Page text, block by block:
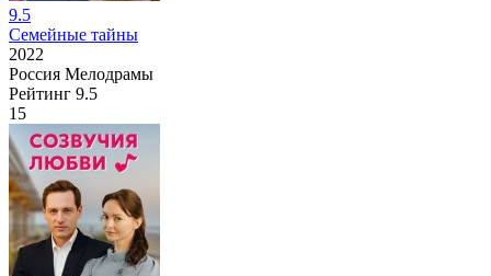
9.5
Семейные тайны
2022
Россия Мелодрамы
Рейтинг 9.5
15